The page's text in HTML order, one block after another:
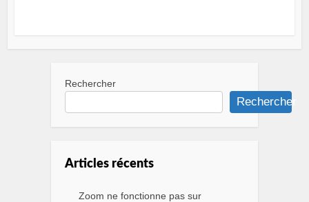
Rechercher
Rechercher
Articles récents
Zoom ne fonctionne pas sur